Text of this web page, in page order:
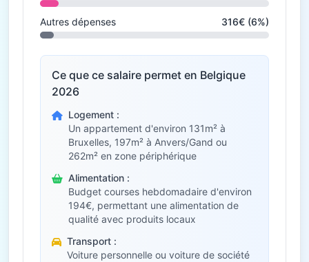
Autres dépenses 316€ (6%)
Ce que ce salaire permet en Belgique
2026
Logement :
Un appartement d'environ 131m² à
Bruxelles, 197m² à Anvers/Gand ou
262m² en zone périphérique
Alimentation :
Budget courses hebdomadaire d'environ
194€, permettant une alimentation de
qualité avec produits locaux
Transport :
Voiture personnelle ou voiture de société